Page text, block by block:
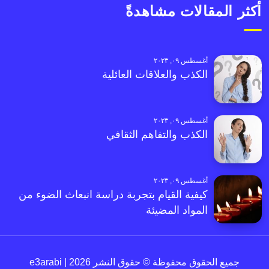
أكثر المقالات مشاهدةً
أغسطس ٠٩, ٢٠٢٣
الكذب والعلاقات العائلية
أغسطس ٠٩, ٢٠٢٣
الكذب والتفاهم الثقافي
أغسطس ٠٩, ٢٠٢٣
كيفية القيام بتجربة دراسة انبعاث الضوء من
المواد المضيئة
جميع الحقوق محفوظة © حقوق النشر 2026 | e3arabi